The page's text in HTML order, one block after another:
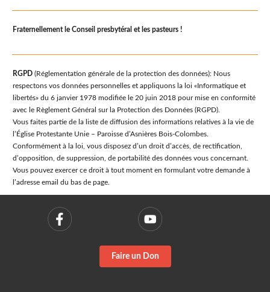
Fraternellement le Conseil presbytéral et les pasteurs !
RGPD (Réglementation générale de la protection des données): Nous
respectons vos données personnelles et appliquons la loi «Informatique et
libertés» du 6 janvier 1978 modifiée le 20 juin 2018 pour mise en conformité
avec le Règlement Général sur la Protection des Données (RGPD).
Vous faites partie de la liste de diffusion des informations relatives à la vie de
l’Église Protestante Unie – Paroisse d’Asnières Bois-Colombes.
Conformément à la loi, vous disposez d’un droit d’accès, de rectification,
d’opposition, de suppression, de portabilité des données vous concernant.
Vous pouvez exercer ce droit à tout moment en formulant votre demande à
l’adresse email du bas de page.
Faire un Don